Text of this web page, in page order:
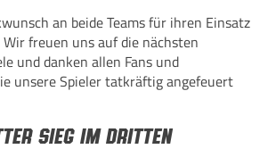
an beide Teams für ihren Einsatz
freuen uns auf die nächsten
und danken allen Fans und
unsere Spieler tatkräftig angefeuert
Sieg im dritten